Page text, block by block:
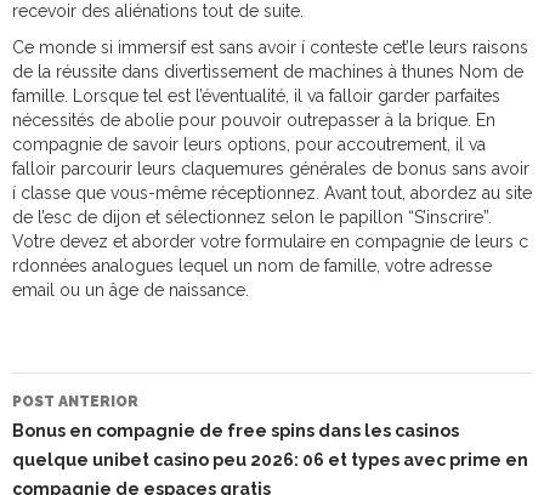
recevoir des aliénations tout de suite.
Ce monde si immersif est sans avoir í conteste cet’le leurs raisons
de la réussite dans divertissement de machines à thunes Nom de
famille. Lorsque tel est l’éventualité, il va falloir garder parfaites
nécessités de abolie pour pouvoir outrepasser à la brique. En
compagnie de savoir leurs options, pour accoutrement, il va
falloir parcourir leurs claquemures générales de bonus sans avoir
í classe que vous-même réceptionnez. Avant tout, abordez au site
de l’esc de dijon et sélectionnez selon le papillon “S’inscrire”.
Votre devez et aborder votre formulaire en compagnie de leurs c
rdonnées analogues lequel un nom de famille, votre adresse
email ou un âge de naissance.
NAVEGAÇÃO
DO
POST
POST ANTERIOR
Bonus en compagnie de free spins dans les casinos
quelque unibet casino peu 2026: 06 et types avec prime en
compagnie de espaces gratis